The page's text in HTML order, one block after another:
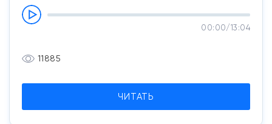
00:00/13:04
11885
ЧИТАТЬ